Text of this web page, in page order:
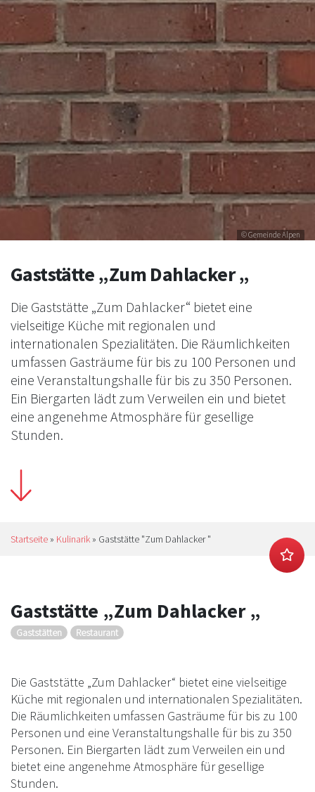
© Gemeinde Alpen
Gaststätte „Zum Dahlacker „
Die Gaststätte „Zum Dahlacker“ bietet eine
vielseitige Küche mit regionalen und
internationalen Spezialitäten. Die Räumlichkeiten
umfassen Gasträume für bis zu 100 Personen und
eine Veranstaltungshalle für bis zu 350 Personen.
Ein Biergarten lädt zum Verweilen ein und bietet
eine angenehme Atmosphäre für gesellige
Stunden.
Startseite » Kulinarik » Gaststätte "Zum Dahlacker "
Gaststätte „Zum Dahlacker „
Gaststätten Restaurant
Die Gaststätte „Zum Dahlacker“ bietet eine vielseitige
Küche mit regionalen und internationalen Spezialitäten.
Die Räumlichkeiten umfassen Gasträume für bis zu 100
Personen und eine Veranstaltungshalle für bis zu 350
Personen. Ein Biergarten lädt zum Verweilen ein und
bietet eine angenehme Atmosphäre für gesellige
Stunden.